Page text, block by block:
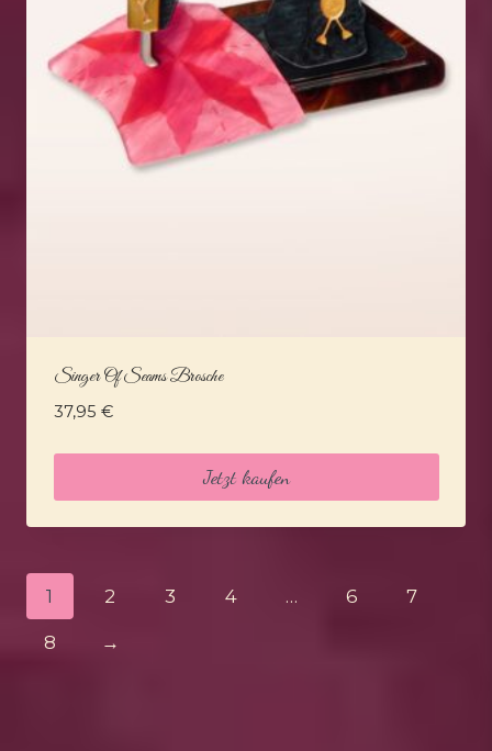
Singer Of Seams Brosche
37,95 €
Jetzt kaufen
1 2 3 4 … 6 7
8 →